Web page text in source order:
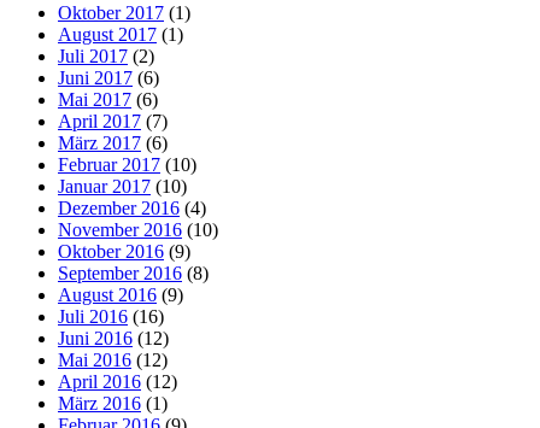
Oktober 2017 (1)
August 2017 (1)
Juli 2017 (2)
Juni 2017 (6)
Mai 2017 (6)
April 2017 (7)
März 2017 (6)
Februar 2017 (10)
Januar 2017 (10)
Dezember 2016 (4)
November 2016 (10)
Oktober 2016 (9)
September 2016 (8)
August 2016 (9)
Juli 2016 (16)
Juni 2016 (12)
Mai 2016 (12)
April 2016 (12)
März 2016 (1)